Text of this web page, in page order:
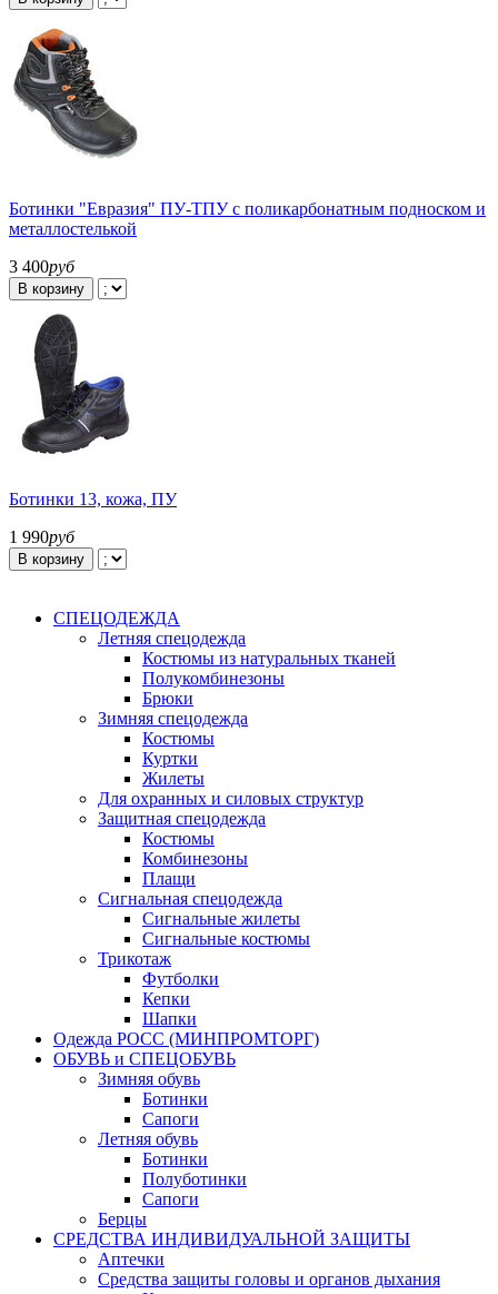
Ботинки "Евразия" ПУ-ТПУ с поликарбонатным подноском и
металлостелькой
3 400руб
В корзину
Ботинки 13, кожа, ПУ
1 990руб
В корзину
СПЕЦОДЕЖДА
Летняя спецодежда
Костюмы из натуральных тканей
Полукомбинезоны
Брюки
Зимняя спецодежда
Костюмы
Куртки
Жилеты
Для охранных и силовых структур
Защитная спецодежда
Костюмы
Комбинезоны
Плащи
Сигнальная спецодежда
Сигнальные жилеты
Сигнальные костюмы
Трикотаж
Футболки
Кепки
Шапки
Одежда РОСС (МИНПРОМТОРГ)
ОБУВЬ и СПЕЦОБУВЬ
Зимняя обувь
Ботинки
Сапоги
Летняя обувь
Ботинки
Полуботинки
Сапоги
Берцы
СРЕДСТВА ИНДИВИДУАЛЬНОЙ ЗАЩИТЫ
Аптечки
Средства защиты головы и органов дыхания